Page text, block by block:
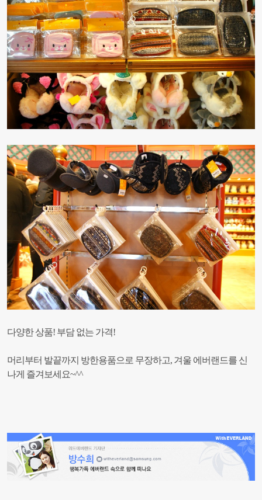
다양한 상품! 부담 없는 가격!
머리부터 발끝까지 방한용품으로 무장하고, 겨울 에버랜드를 신
나게 즐겨보세요~^^